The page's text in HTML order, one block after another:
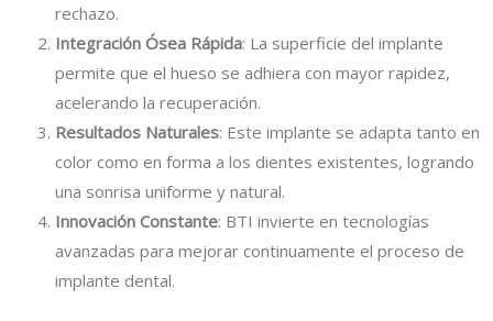
rechazo.
Integración Ósea Rápida: La superficie del implante
permite que el hueso se adhiera con mayor rapidez,
acelerando la recuperación.
Resultados Naturales: Este implante se adapta tanto en
color como en forma a los dientes existentes, logrando
una sonrisa uniforme y natural.
Innovación Constante: BTI invierte en tecnologías
avanzadas para mejorar continuamente el proceso de
implante dental.